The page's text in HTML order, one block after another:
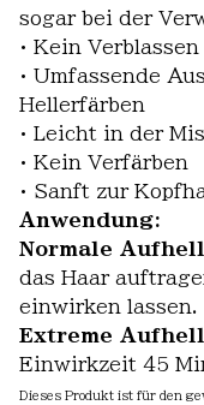
sogar bei der
• Kein
• Umfassende
Hellerfärben
• Leicht in der
• Kein Verfärben
• Sanft zur
Anwendung:
Normale
das Haar
einwirken lassen.
Extreme
Einwirkzeit 45
Dieses Produkt ist für den